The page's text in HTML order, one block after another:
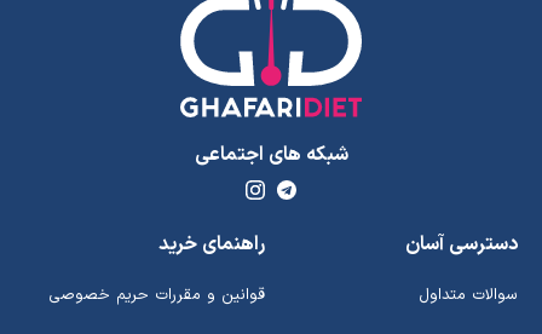
شبکه های اجتماعی
دسترسی آسان
سوالات متداول
راهنمای خرید
قوانین و مقررات حریم خصوصی